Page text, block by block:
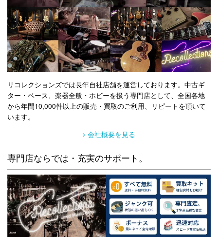
リコレクションズでは長年自社店舗を運営しております。中古ギ
ター・ベース、楽器全般・ホビーを扱う専門店として、全国各地
から年間10,000件以上の販売・買取のご利用、リピートを頂いて
います。
会社概要を見る
専門店ならでは・充実のサポート。